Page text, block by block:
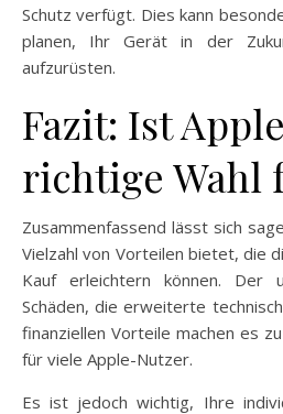
Schutz verfügt. Dies kann
planen, Ihr Gerät in der
aufzurüsten.
Fazit: Ist
richtige Wahl
Zusammenfassend lässt sich
Vielzahl von Vorteilen bietet, die
Kauf erleichtern können. Der
Schäden, die erweiterte
finanziellen Vorteile machen es
für viele Apple-Nutzer.
Es ist jedoch wichtig, Ihre